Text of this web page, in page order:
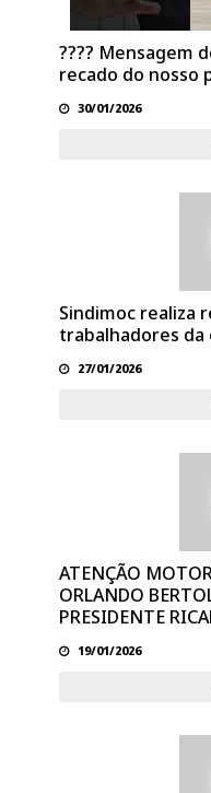
???? Mensagem
recado do nosso
30/01/2026
Sindimoc realiza
trabalhadores
27/01/2026
ATENÇÃO
ORLANDO
PRESIDENTE
19/01/2026